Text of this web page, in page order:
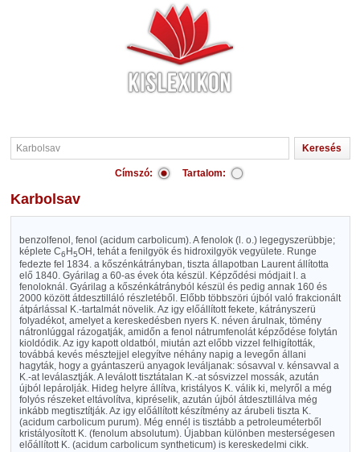
Címszó: Tartalom:
Karbolsav
benzolfenol, fenol (acidum carbolicum). A fenolok (l. o.) legegyszerübbje;
képlete C6 H5OH, tehát a fenilgyök és hidroxilgyök vegyülete. Runge
fedezte fel 1834. a kőszénkátrányban, tiszta állapotban Laurent állította
elő 1840. Gyárilag a 60-as évek óta készül. Képződési módjait l. a
fenoloknál. Gyárilag a kőszénkátrányból készül és pedig annak 160 és
2000 között átdesztilláló részletéből. Előbb többszöri újból való frakcionált
átpárlással K.-tartalmát növelik. Az igy előállított fekete, kátrányszerü
folyadékot, amelyet a kereskedésben nyers K. néven árulnak, tömény
nátronlúggal rázogatják, amidőn a fenol nátrumfenolát képződése folytán
kioldódik. Az igy kapott oldatból, miután azt előbb vizzel felhigították,
továbbá kevés mésztejjel elegyítve néhány napig a levegőn állani
hagyták, hogy a gyántaszerü anyagok leváljanak: sósavval v. kénsavval a
K.-at leválasztják. A leválott tisztátalan K.-at sósvizzel mossák, azután
újból lepárolják. Hideg helyre állítva, kristályos K. válik ki, melyről a még
folyós részeket eltávolítva, kipréselik, azután újból átdesztillálva még
inkább megtisztítják. Az igy előállított készítmény az árubeli tiszta K.
(acidum carbolicum purum). Még ennél is tisztább a petroleuméterből
kristályosított K. (fenolum absolutum). Újabban különben mesterségesen
előállított K. (acidum carbolicum syntheticum) is kereskedelmi cikk.